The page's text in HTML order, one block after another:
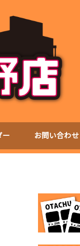
ー お問い合わせ